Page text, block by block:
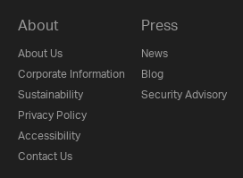
About
About Us
Corporate Information
Sustainability
Privacy Policy
Accessibility
Contact Us
Press
News
Blog
Security Advisory